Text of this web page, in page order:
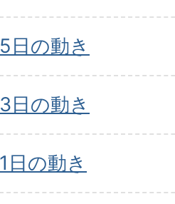
日の動き
日の動き
の動き